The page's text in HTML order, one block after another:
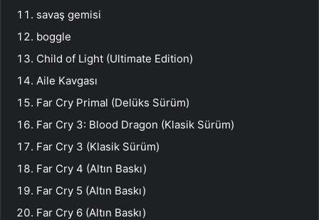
savaş gemisi
boggle
Child of Light (Ultimate Edition)
Aile Kavgası
Far Cry Primal (Delüks Sürüm)
Far Cry 3: Blood Dragon (Klasik Sürüm)
Far Cry 3 (Klasik Sürüm)
Far Cry 4 (Altın Baskı)
Far Cry 5 (Altın Baskı)
Far Cry 6 (Altın Baskı)